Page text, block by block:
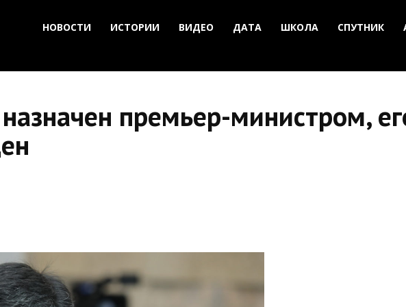
НОВОСТИ ИСТОРИИ ВИДЕО ДАТА ШКОЛА СПУТНИК
премьер-министром,